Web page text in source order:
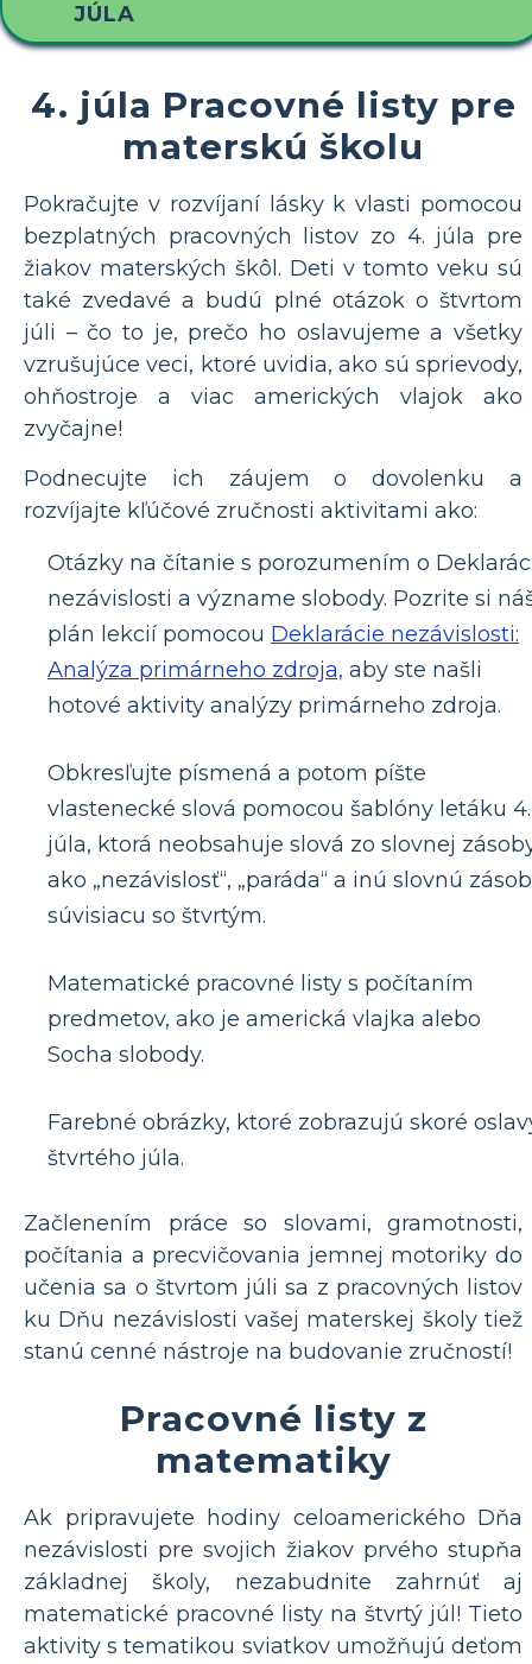
JÚLA
4. júla Pracovné listy pre
materskú školu
Pokračujte v rozvíjaní lásky k vlasti pomocou
bezplatných pracovných listov zo 4. júla pre
žiakov materských škôl. Deti v tomto veku sú
také zvedavé a budú plné otázok o štvrtom
júli – čo to je, prečo ho oslavujeme a všetky
vzrušujúce veci, ktoré uvidia, ako sú sprievody,
ohňostroje a viac amerických vlajok ako
zvyčajne!
Podnecujte ich záujem o dovolenku a
rozvíjajte kľúčové zručnosti aktivitami ako:
Otázky na čítanie s porozumením o
nezávislosti a význame slobody. Pozrite si
plán lekcií pomocou Deklarácie nezávislosti:
Analýza primárneho zdroja, aby ste našli
hotové aktivity analýzy primárneho zdroja.
Obkresľujte písmená a potom píšte
vlastenecké slová pomocou šablóny letáku 4.
júla, ktorá neobsahuje slová zo slovnej
ako „nezávislosť“, „paráda“ a inú slovnú
súvisiacu so štvrtým.
Matematické pracovné listy s počítaním
predmetov, ako je americká vlajka alebo
Socha slobody.
Farebné obrázky, ktoré zobrazujú skoré
štvrtého júla.
Začlenením práce so slovami, gramotnosti,
počítania a precvičovania jemnej motoriky do
učenia sa o štvrtom júli sa z pracovných listov
ku Dňu nezávislosti vašej materskej školy tiež
stanú cenné nástroje na budovanie zručností!
Pracovné listy z
matematiky
Ak pripravujete hodiny celoamerického Dňa
nezávislosti pre svojich žiakov prvého stupňa
základnej školy, nezabudnite zahrnúť aj
matematické pracovné listy na štvrtý júl! Tieto
aktivity s tematikou sviatkov umožňujú deťom